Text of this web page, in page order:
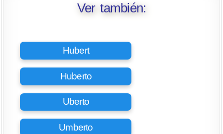
Ver también:
Hubert
Huberto
Uberto
Umberto